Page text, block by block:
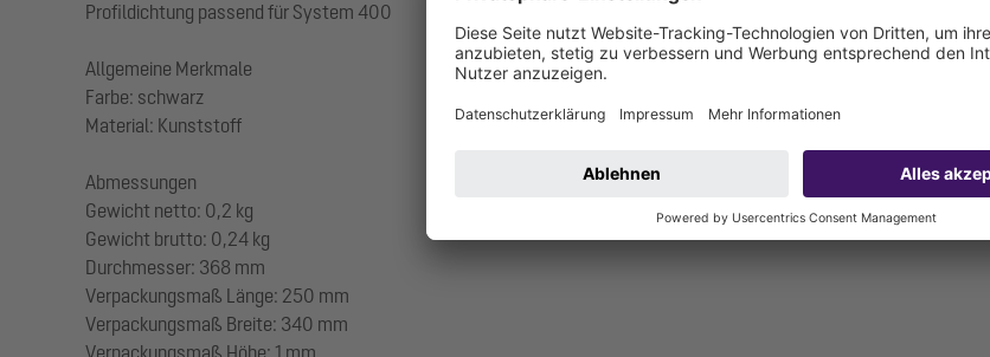
Profildichtung passend für System 400
Allgemeine Merkmale
Farbe: schwarz
Material: Kunststoff
Abmessungen
Gewicht netto: 0,2 kg
Gewicht brutto: 0,24 kg
Durchmesser: 368 mm
Verpackungsmaß Länge: 250 mm
Verpackungsmaß Breite: 340 mm